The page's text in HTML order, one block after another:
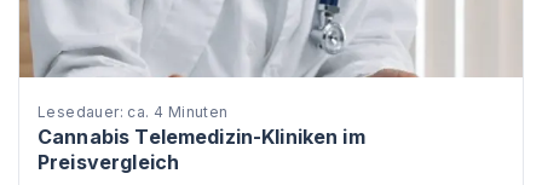
Lesedauer: ca. 4 Minuten
Cannabis Telemedizin-Kliniken im
Preisvergleich